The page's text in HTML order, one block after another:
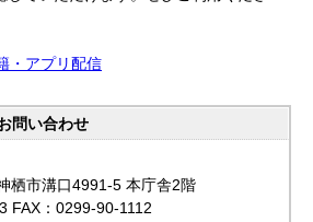
・アプリ配信
問い合わせ
栖市溝口4991-5 本庁舎2階
FAX：0299-90-1112